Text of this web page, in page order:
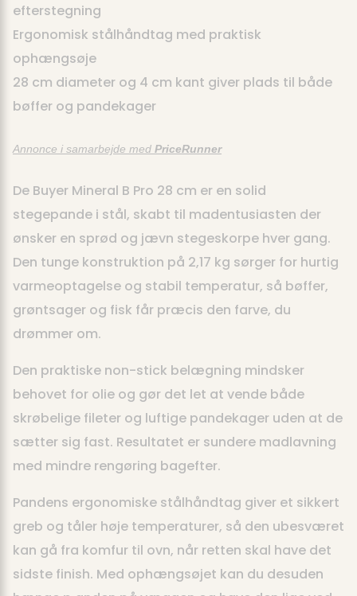
efterstegning
Ergonomisk stålhåndtag med praktisk
ophængsøje
28 cm diameter og 4 cm kant giver plads til både
bøffer og pandekager
Annonce i samarbejde med PriceRunner
De Buyer Mineral B Pro 28 cm er en solid
stegepande i stål, skabt til madentusiasten der
ønsker en sprød og jævn stegeskorpe hver gang.
Den tunge konstruktion på 2,17 kg sørger for hurtig
varmeoptagelse og stabil temperatur, så bøffer,
grøntsager og fisk får præcis den farve, du
drømmer om.
Den praktiske non-stick belægning mindsker
behovet for olie og gør det let at vende både
skrøbelige fileter og luftige pandekager uden at de
sætter sig fast. Resultatet er sundere madlavning
med mindre rengøring bagefter.
Pandens ergonomiske stålhåndtag giver et sikkert
greb og tåler høje temperaturer, så den ubesværet
kan gå fra komfur til ovn, når retten skal have det
sidste finish. Med ophængsøjet kan du desuden